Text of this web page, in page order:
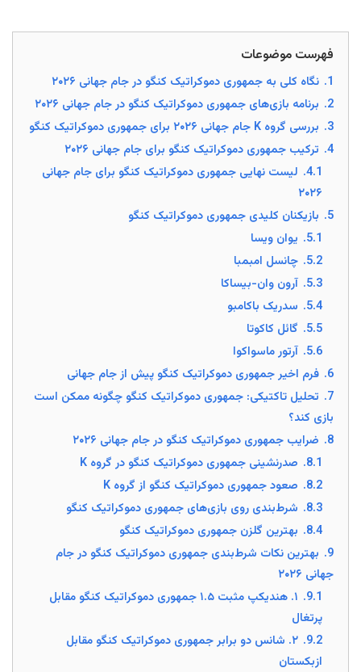
فهرست موضوعات
1. نگاه کلی به جمهوری دموکراتیک کنگو در جام جهانی ۲۰۲۶
2. برنامه بازی‌های جمهوری دموکراتیک کنگو در جام جهانی ۲۰۲۶
3. بررسی گروه K جام جهانی ۲۰۲۶ برای جمهوری دموکراتیک کنگو
4. ترکیب جمهوری دموکراتیک کنگو برای جام جهانی ۲۰۲۶
4.1. لیست نهایی جمهوری دموکراتیک کنگو برای جام جهانی
۲۰۲۶
5. بازیکنان کلیدی جمهوری دموکراتیک کنگو
5.1. یوان ویسا
5.2. چانسل امبمبا
5.3. آرون وان-بیساکا
5.4. سدریک باکامبو
5.5. گائل کاکوتا
5.6. آرتور ماسواکوا
6. فرم اخیر جمهوری دموکراتیک کنگو پیش از جام جهانی
7. تحلیل تاکتیکی: جمهوری دموکراتیک کنگو چگونه ممکن است
بازی کند؟
8. ضرایب جمهوری دموکراتیک کنگو در جام جهانی ۲۰۲۶
8.1. صدرنشینی جمهوری دموکراتیک کنگو در گروه K
8.2. صعود جمهوری دموکراتیک کنگو از گروه K
8.3. شرط‌بندی روی بازی‌های جمهوری دموکراتیک کنگو
8.4. بهترین گلزن جمهوری دموکراتیک کنگو
9. بهترین نکات شرط‌بندی جمهوری دموکراتیک کنگو در جام
جهانی ۲۰۲۶
9.1.
۱. هندیکپ مثبت ۱.۵ جمهوری دموکراتیک کنگو مقابل
پرتغال
9.2.
۲. شانس دو برابر جمهوری دموکراتیک کنگو مقابل
ازبکستان